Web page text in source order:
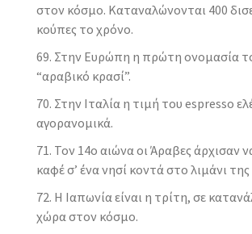
στον κόσμο. Καταναλώνονται 400
κούπες το χρόνο.
Στην Ευρώπη η πρώτη ονομασία
“αραβικό κρασί”.
Στην Ιταλία η τιμή του espresso
αγορανομικά.
Τον 14ο αιώνα οι Άραβες άρχισαν
καφέ σ’ ένα νησί κοντά στο λιμάνι
Η Ιαπωνία είναι η τρίτη, σε
χώρα στον κόσμο.